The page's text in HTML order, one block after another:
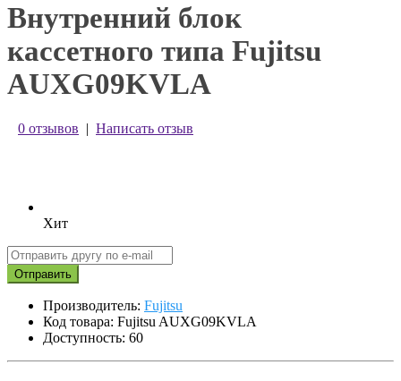
Внутренний блок
кассетного типа Fujitsu
AUXG09KVLA
0 отзывов | Написать отзыв
Хит
Отправить
Производитель: Fujitsu
Код товара: Fujitsu AUXG09KVLA
Доступность: 60